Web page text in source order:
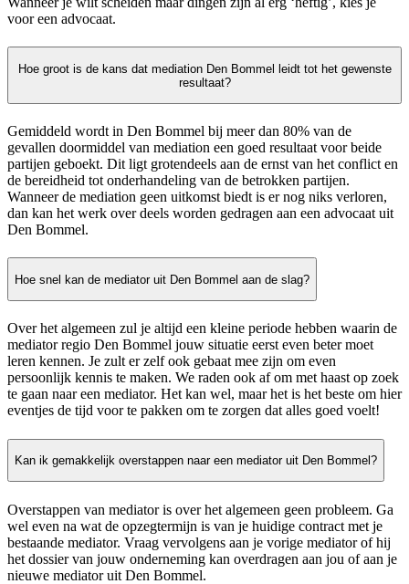
voor een advocaat.
Hoe groot is de kans dat mediation Den Bommel leidt tot het gewenste
resultaat?
Gemiddeld wordt in Den Bommel bij meer dan 80% van de
gevallen doormiddel van mediation een goed resultaat voor beide
partijen geboekt. Dit ligt grotendeels aan de ernst van het conflict en
de bereidheid tot onderhandeling van de betrokken partijen.
Wanneer de mediation geen uitkomst biedt is er nog niks verloren,
dan kan het werk over deels worden gedragen aan een advocaat uit
Den Bommel.
Hoe snel kan de mediator uit Den Bommel aan de slag?
Over het algemeen zul je altijd een kleine periode hebben waarin de
mediator regio Den Bommel jouw situatie eerst even beter moet
leren kennen. Je zult er zelf ook gebaat mee zijn om even
persoonlijk kennis te maken. We raden ook af om met haast op zoek
te gaan naar een mediator. Het kan wel, maar het is het beste om hier
eventjes de tijd voor te pakken om te zorgen dat alles goed voelt!
Kan ik gemakkelijk overstappen naar een mediator uit Den Bommel?
Overstappen van mediator is over het algemeen geen probleem. Ga
wel even na wat de opzegtermijn is van je huidige contract met je
bestaande mediator. Vraag vervolgens aan je vorige mediator of hij
het dossier van jouw onderneming kan overdragen aan jou of aan je
nieuwe mediator uit Den Bommel.